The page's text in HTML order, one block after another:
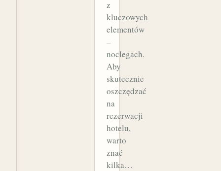
z
kluczowych
elementów
–
noclegach.
Aby
skutecznie
oszczędzać
na
rezerwacji
hotelu,
warto
znać
kilka…